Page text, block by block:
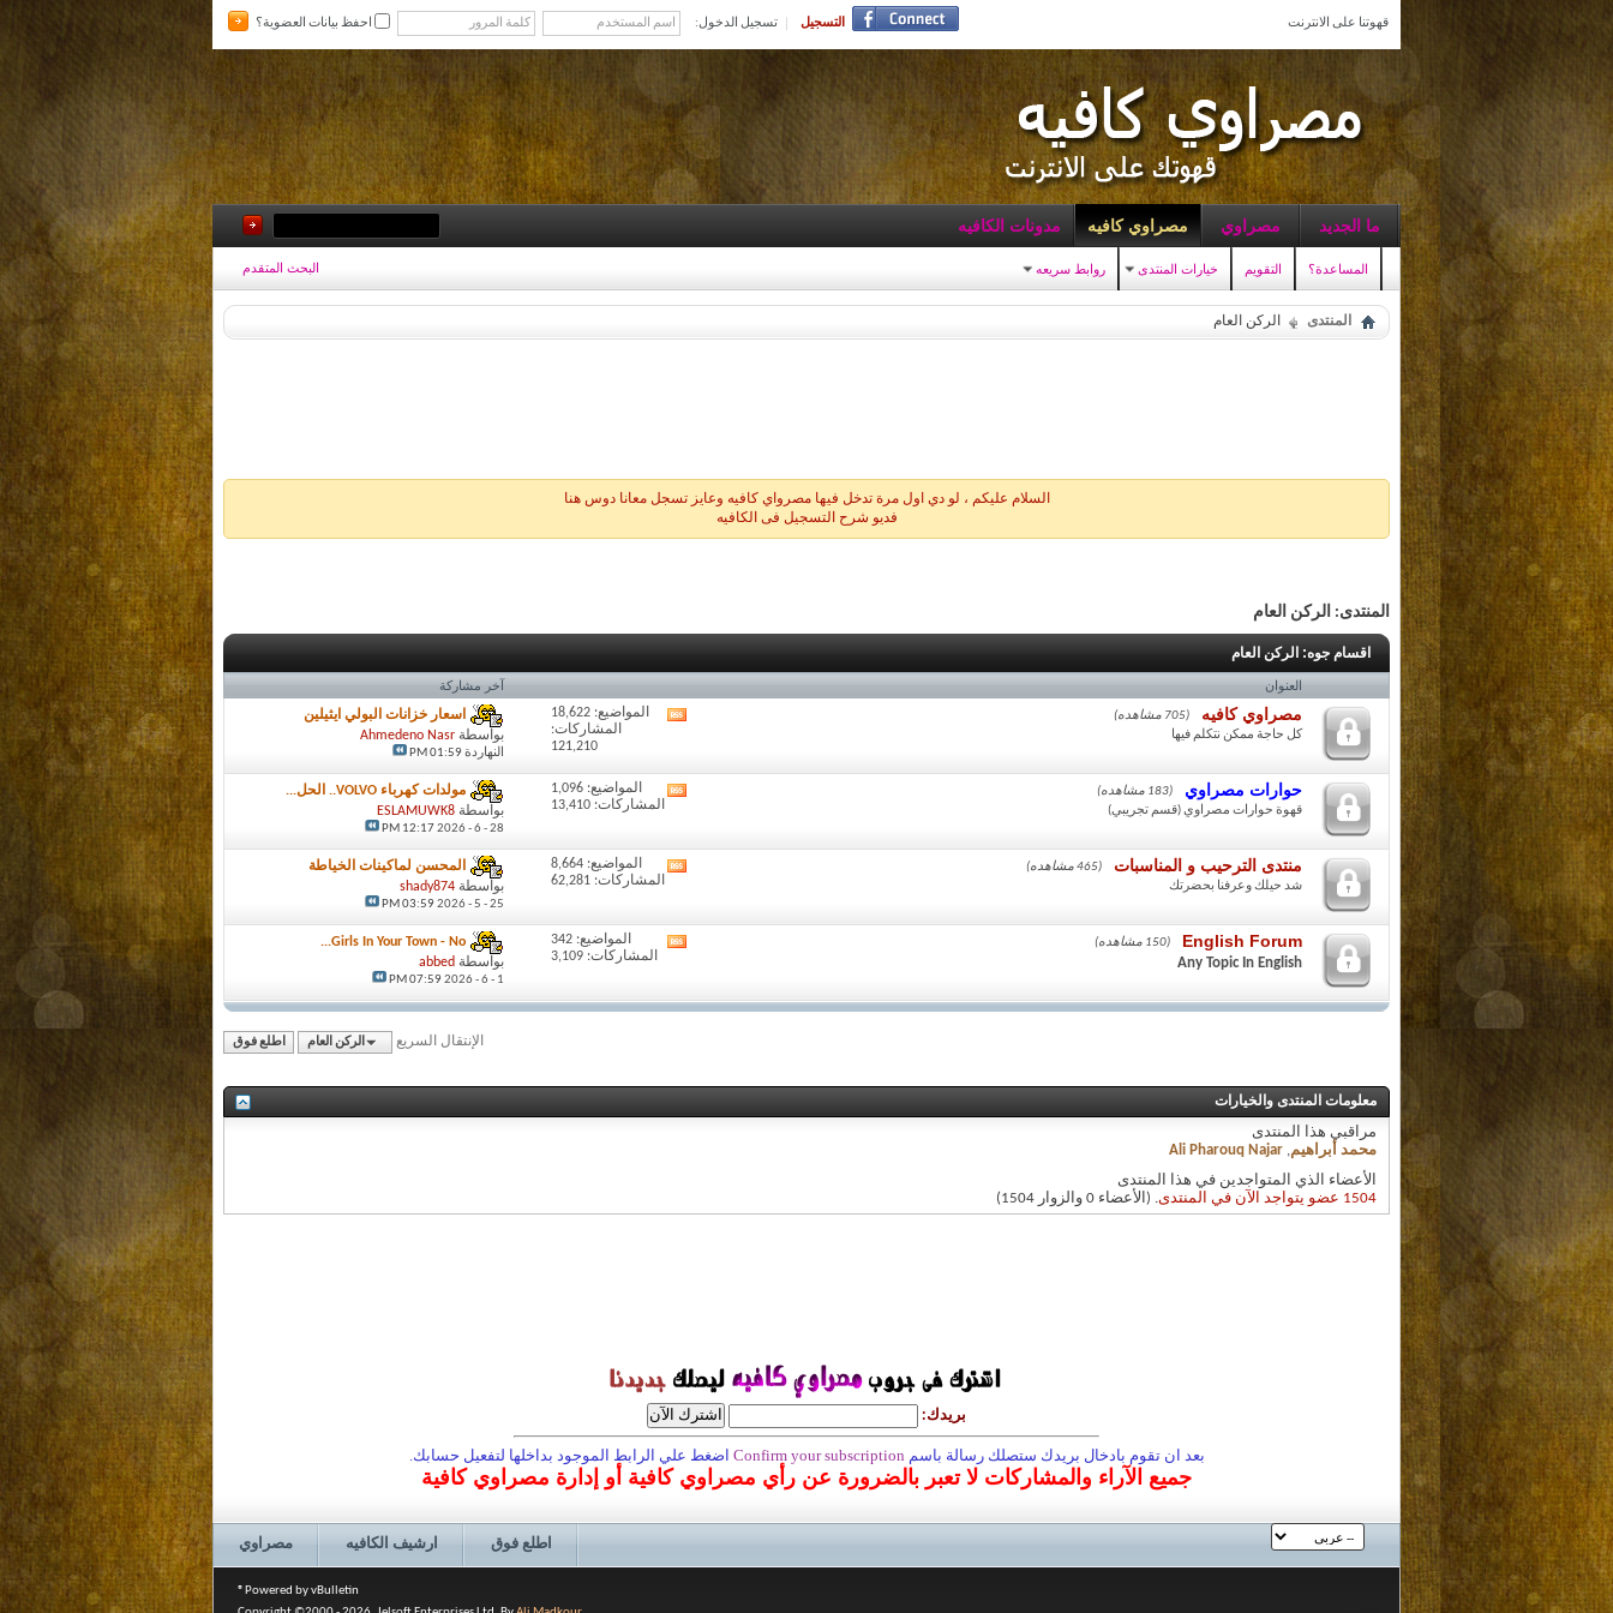
قهوتنا على الانترنت التسجيل تسجيل الدخول: احفظ بيانات العضوية؟
ما الجديد مصراوي مصراوي كافيه
المساعدة؟ التقويم خيارات المنتدى روابط سريعه
مدونات الكافيه
البحث المتقدم
المنتدى الركن العام
السلام عليكم ، لو دي اول مرة تدخل فيها مصرواي كافيه وعايز تسجل معانا دوس هنا
فديو شرح التسجيل فى الكافيه
المنتدى: الركن العام
اقسام جوه: الركن العام
العنوان آخر مشاركة
مصراوي كافيه
(705 مشاهده)
كل حاجة ممكن نتكلم فيها
مشاهدة
المنتدى
المواضيع: 18,622
المشاركات:
121,210
اسعار خزانات البولي ايثيلين
بواسطةAhmedeno Nasr
النهاردة01:59 PM
حوارات مصراوي
(183 مشاهده)
قهوة حوارات مصراوي (قسم تجريبي)
مشاهدة
تغذيات
المنتدى
المواضيع: 1,096
المشاركات: 13,410
مولدات كهرباء VOLVO.. الحل...
بواسطةESLAMUWK8
28 - 6 - 2026
12:17 PM
منتدى الترحيب و المناسبات
(465 مشاهده)
شد حيلك وعرفنا بحضرتك
مشاهدة
تغذيات
المنتدى
المواضيع: 8,664
المشاركات: 62,281
المحسن لماكينات الخياطة
بواسطةshady874
25 - 5 - 2026
03:59 PM
English Forum (150 مشاهده)
Any Topic In English
مشاهدة
تغذيات
المنتدى
المواضيع: 342
المشاركات: 3,109
Girls In Your Town - No...
بواسطة abbed
1 - 6 - 2026
07:59 PM
الإنتقال السريع الركن العام اطلع فوق
معلومات المنتدى والخيارات
مراقبي هذا المنتدى
محمد أبراهيم,
Ali Pharouq Najar
الأعضاء الذي المتواجدين في هذا المنتدى
1504 عضو يتواجد الآن في المنتدى
. (الأعضاء 0 والزوار 1504)
بريدك:
بعد ان تقوم بادخال بريدك ستصلك رسالة باسم Confirm your subscription اضغط علي الرابط الموجود بداخلها لتفعيل حسابك.
جميع الآراء والمشاركات لا تعبر بالضرورة عن رأي مصراوي كافية أو إدارة مصراوي كافية
مصراوي ارشيف الكافيه اطلع فوق
Powered by vBulletin®